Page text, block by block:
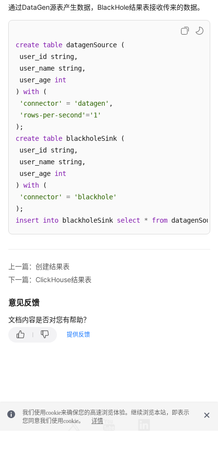
语
法
参
考
Flink
参
考
简
介
Opensource
参
Opensource
SQL1.12
法
约
束
通过DataGen源表产生数据，BlackHole结果表接收传来的数据。
create table datagenSource (
user_id string,
user_name string,
user_age int
) with (
'connector'
= 'datagen' ,
'rows-per-second'='1'
create table blackholeSink (
user_id string,
user_name string,
user_age int
) with (
'connector'
=
'blackhole'
insert
into blackholeSink select * from
上一篇：创建结果表
下一篇：ClickHouse结果表
意见反馈
文档内容是否对您有帮助？
提供反馈
我们使用cookie来确保您的高速浏览体验。继续浏览本站，即表示
您同意我们使用cookie。
详情